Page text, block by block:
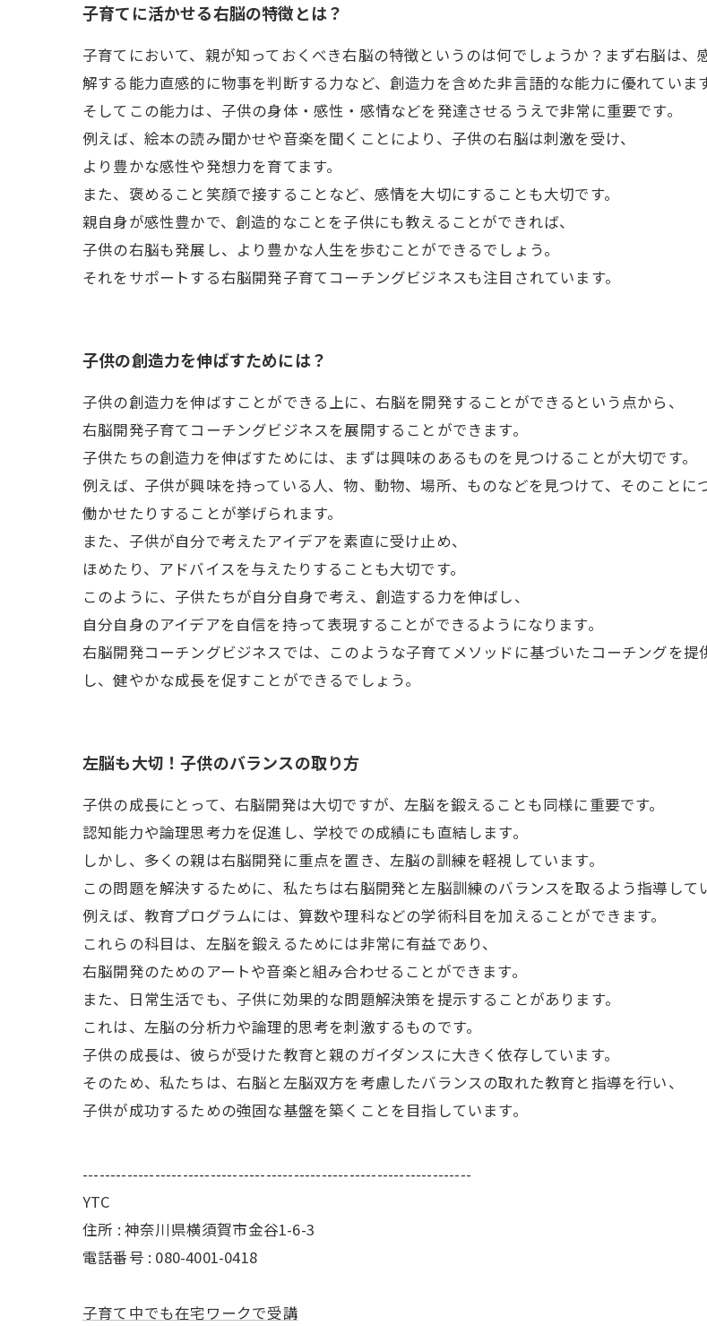
子育てに活かせる右脳の特徴とは？
子育てにおいて、親が知っておくべき右脳の特徴というのは何でしょうか？まず右脳は
解する能力直感的に物事を判断する力など、創造力を含めた非言語的な能力に優れています
そしてこの能力は、子供の身体・感性・感情などを発達させるうえで非常に重要です。
例えば、絵本の読み聞かせや音楽を聞くことにより、子供の右脳は刺激を受け、
より豊かな感性や発想力を育てます。
また、褒めること笑顔で接することなど、感情を大切にすることも大切です。
親自身が感性豊かで、創造的なことを子供にも教えることができれば、
子供の右脳も発展し、より豊かな人生を歩むことができるでしょう。
それをサポートする右脳開発子育てコーチングビジネスも注目されています。
子供の創造力を伸ばすためには？
子供の創造力を伸ばすことができる上に、右脳を開発することができるという点から、
右脳開発子育てコーチングビジネスを展開することができます。
子供たちの創造力を伸ばすためには、まずは興味のあるものを見つけることが大切です。
例えば、子供が興味を持っている人、物、動物、場所、ものなどを見つけて、そのこと
働かせたりすることが挙げられます。
また、子供が自分で考えたアイデアを素直に受け止め、
ほめたり、アドバイスを与えたりすることも大切です。
このように、子供たちが自分自身で考え、創造する力を伸ばし、
自分自身のアイデアを自信を持って表現することができるようになります。
右脳開発コーチングビジネスでは、このような子育てメソッドに基づいたコーチングを
し、健やかな成長を促すことができるでしょう。
左脳も大切！子供のバランスの取り方
子供の成長にとって、右脳開発は大切ですが、左脳を鍛えることも同様に重要です。
認知能力や論理思考力を促進し、学校での成績にも直結します。
しかし、多くの親は右脳開発に重点を置き、左脳の訓練を軽視しています。
この問題を解決するために、私たちは右脳開発と左脳訓練のバランスを取るよう指導して
例えば、教育プログラムには、算数や理科などの学術科目を加えることができます。
これらの科目は、左脳を鍛えるためには非常に有益であり、
右脳開発のためのアートや音楽と組み合わせることができます。
また、日常生活でも、子供に効果的な問題解決策を提示することがあります。
これは、左脳の分析力や論理的思考を刺激するものです。
子供の成長は、彼らが受けた教育と親のガイダンスに大きく依存しています。
そのため、私たちは、右脳と左脳双方を考慮したバランスの取れた教育と指導を行い、
子供が成功するための強固な基盤を築くことを目指しています。
----------------------------------------------------------------------
YTC
住所 : 神奈川県横須賀市金谷1-6-3
電話番号 : 080-4001-0418
子育て中でも在宅ワークで受講